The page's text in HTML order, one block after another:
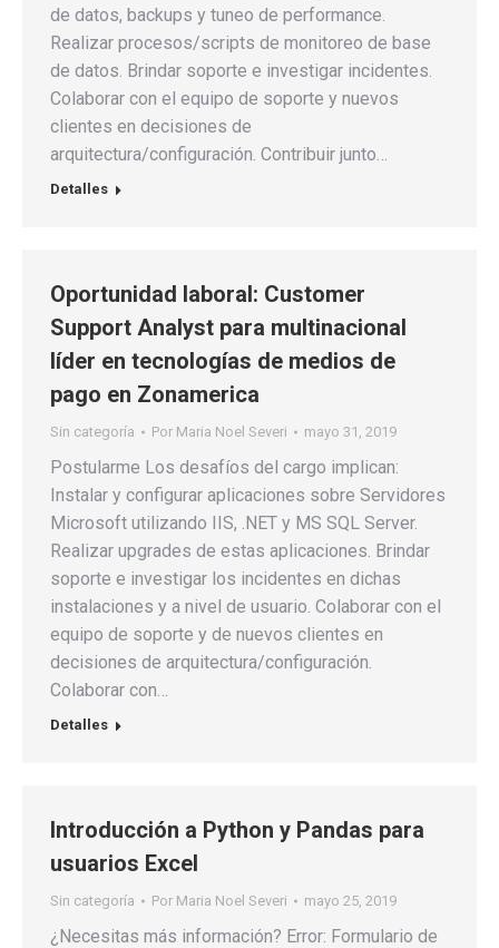
de datos, backups y tuneo de performance.
Realizar procesos/scripts de monitoreo de base
de datos. Brindar soporte e investigar incidentes.
Colaborar con el equipo de soporte y nuevos
clientes en decisiones de
arquitectura/configuración. Contribuir junto…
Detalles
Oportunidad laboral: Customer
Support Analyst para multinacional
líder en tecnologías de medios de
pago en Zonamerica
Sin categoría Por Maria Noel Severi mayo 31, 2019
Postularme Los desafíos del cargo implican:
Instalar y configurar aplicaciones sobre Servidores
Microsoft utilizando IIS, .NET y MS SQL Server.
Realizar upgrades de estas aplicaciones. Brindar
soporte e investigar los incidentes en dichas
instalaciones y a nivel de usuario. Colaborar con el
equipo de soporte y de nuevos clientes en
decisiones de arquitectura/configuración.
Colaborar con…
Detalles
Introducción a Python y Pandas para
usuarios Excel
Sin categoría Por Maria Noel Severi mayo 25, 2019
¿Necesitas más información? Error: Formulario de